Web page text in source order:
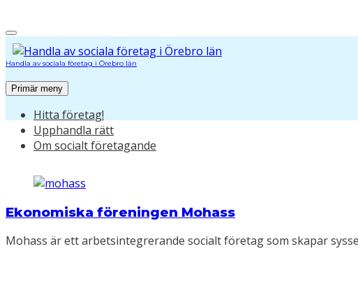
Hoppa
till
innehåll
Handla av sociala företag i Örebro län
Primär meny
Hitta företag!
Upphandla rätt
Om socialt företagande
Ekonomiska föreningen Mohass
Mohass är ett arbetsintegrerande socialt företag som skapar